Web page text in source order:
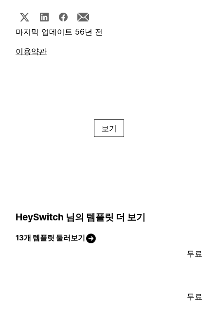
마지막 업데이트 56년 전
이용약관
보기
HeySwitch 님의 템플릿 더 보기
13개 템플릿 둘러보기
무료
무료